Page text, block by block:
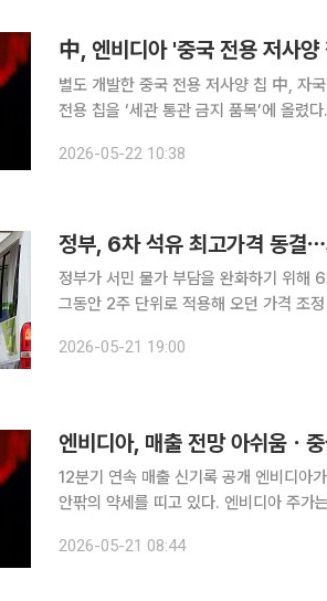
中, 엔비디아 '중국 전용 저사
별도 개발한 중국 전용 저사양 칩 中, 자국 반도체 육성 의지
전용 칩을 ‘세관 통관 금지 품목’에 올렸
2026-05-22 10:38
정부, 6차 석유 최고가격 동결
정부가 서민 물가 부담을 완화하기 위해 6차
그동안 2주 단위로 적용해 오던 가격 조
5차 때와 같은 수준으로 유지한다고 21일
2026-05-21 19:00
12분기 연속 매출 신기록 공개 엔비디아가 20일(현지시간) 뉴욕증시 마감 후 시간외거래에서 1%
안팎의 약세를 띠고 있다. 엔비디아 주가는 정규장에서 1.3% 상승 마감했다. 이후 12분기 연속 매출
시간 외 거래에서 주가는 1% 내외의 하락
2026-05-21 08:44